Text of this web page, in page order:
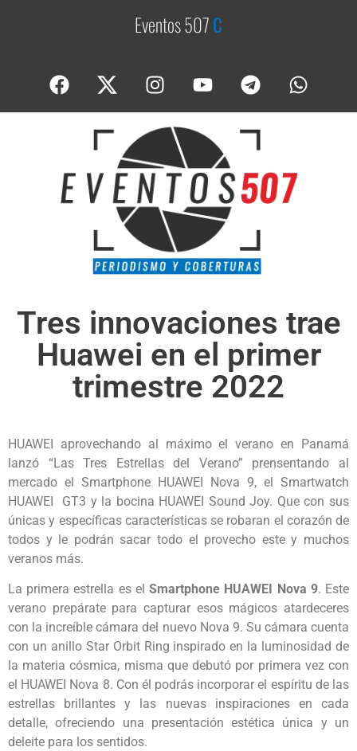
Eventos 507Co
Tres innovaciones trae
Huawei en el primer
trimestre 2022
HUAWEI aprovechando al máximo el verano en Panamá
lanzó “Las Tres Estrellas del Verano” prensentando al
mercado el Smartphone HUAWEI Nova 9, el Smartwatch
HUAWEI GT3 y la bocina HUAWEI Sound Joy. Que con sus
únicas y específicas características se robaran el corazón de
todos y le podrán sacar todo el provecho este y muchos
veranos más.
La primera estrella es elSmartphone HUAWEI Nova 9. Este
verano prepárate para capturar esos mágicos atardeceres
con la increíble cámara del nuevo Nova 9. Su cámara cuenta
con un anillo Star Orbit Ring inspirado en la luminosidad de
la materia cósmica, misma que debutó por primera vez con
el HUAWEI Nova 8. Con él podrás incorporar el espíritu de las
estrellas brillantes y las nuevas inspiraciones en cada
detalle, ofreciendo una presentación estética única y un
deleite para los sentidos.